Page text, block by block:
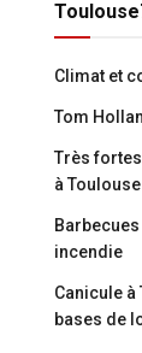
Climat et
Tom
Très
à Toulouse
incendie
Canicule
bases de